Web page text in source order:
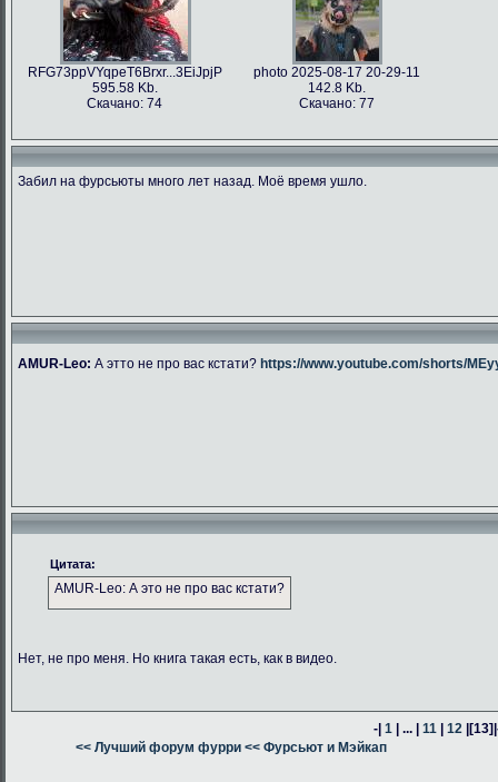
RFG73ppVYqpeT6Brxr...3EiJpjP
595.58 Kb.
Скачано: 74
photo 2025-08-17 20-29-11
142.8 Kb.
Скачано: 77
Забил на фурсьюты много лет назад. Моё время ушло.
AMUR-Leo: А этто не про вас кстати? https://www.youtube.com/shorts/
Цитата:
AMUR-Leo: А это не про вас кстати?
Нет, не про меня. Но книга такая есть, как в видео.
-|1 | ... |11 |12 |[13]
<< Лучший форум фурри << Фурсьют и Мэйкап